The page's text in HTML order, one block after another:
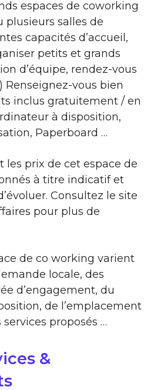
espaces de coworking
plusieurs salles de
capacités d’accueil,
petits et grands
d’équipe, rendez-vous
Renseignez-vous bien
inclus gratuitement / en
à disposition,
Paperboard …
les prix de cet espace de
à titre indicatif et
Consultez le site
pour plus de
de co working varient
locale, des
d’engagement, du
de l’emplacement
proposés …
&